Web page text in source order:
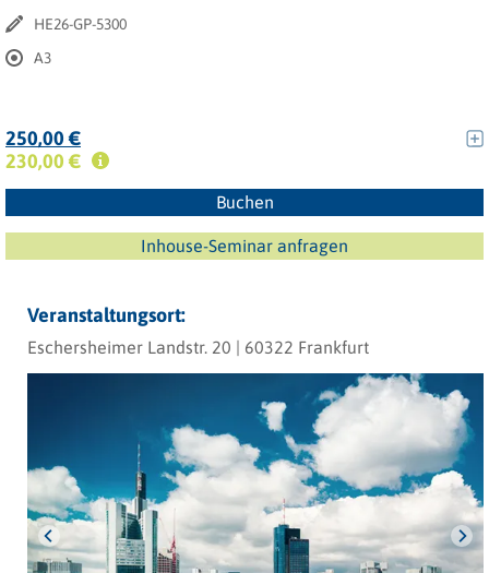
HE26-GP-5300
A3
250,00 €
230,00 €
Buchen
Inhouse-Seminar anfragen
Veranstaltungsort:
Eschersheimer Landstr. 20 | 60322 Frankfurt